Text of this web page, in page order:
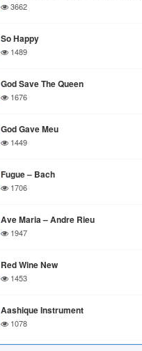
3662
So Happy
1489
God Save The Queen
1676
God Gave Meu
1449
Fugue – Bach
1706
Ave Maria – Andre Rieu
1947
Red Wine New
1453
Aashique Instrument
1078